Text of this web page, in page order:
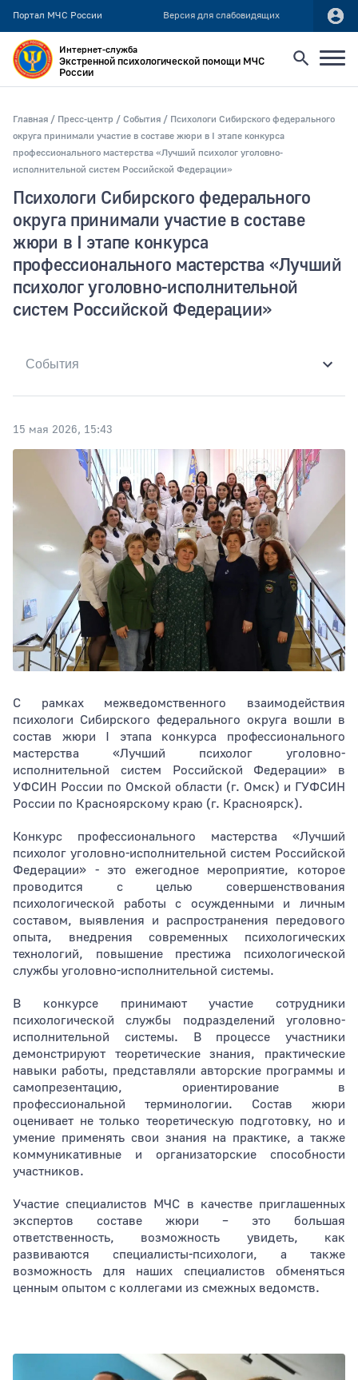
Портал МЧС России Версия для слабовидящих
Искать по:
отдельным словам
Публикация не ранее
Сортировать по
Интернет-служба
Экстренной психологической помощи МЧС
России
Главная Пресс-центр События
Психологи Сибирского федерального
округа принимали участие в составе жюри в I этапе конкурса
профессионального мастерства «Лучший психолог уголовно-
исполнительной систем Российской Федерации»
15 мая 2026, 15:43
С рамках межведомственного взаимодействия
психологи Сибирского федерального округа вошли в
состав жюри I этапа конкурса профессионального
мастерства «Лучший психолог уголовно-
исполнительной систем Российской Федерации» в
УФСИН России по Омской области (г. Омск) и ГУФСИН
России по Красноярскому краю (г. Красноярск).
Конкурс профессионального мастерства «Лучший
психолог уголовно-исполнительной систем Российской
Федерации» - это ежегодное мероприятие, которое
проводится с целью совершенствования
психологической работы с осужденными и личным
составом, выявления и распространения передового
опыта, внедрения современных психологических
технологий, повышение престижа психологической
службы уголовно-исполнительной системы.
В конкурсе принимают участие сотрудники
психологической службы подразделений уголовно-
исполнительной системы. В процессе участники
демонстрируют теоретические знания, практические
навыки работы, представляли авторские программы и
самопрезентацию, ориентирование в
профессиональной терминологии. Состав жюри
оценивает не только теоретическую подготовку, но и
умение применять свои знания на практике, а также
коммуникативные и организаторские способности
участников.
Участие специалистов МЧС в качестве приглашенных
экспертов составе жюри – это большая
ответственность, возможность увидеть, как
развиваются специалисты-психологи, а также
возможность для наших специалистов обменяться
ценным опытом с коллегами из смежных ведомств.
Психологи Сибирского федерального
округа принимали участие в составе
жюри в I этапе конкурса
профессионального мастерства «Лучший
психолог уголовно-исполнительной
систем Российской Федерации»